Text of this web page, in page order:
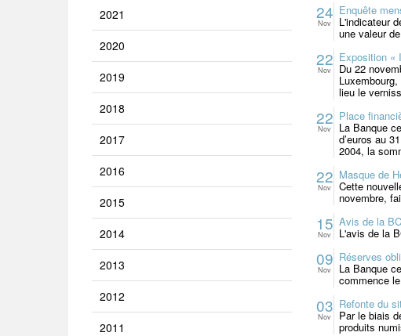
2021
2020
2019
2018
2017
2016
2015
2014
2013
2012
2011
24
Nov
Enquête
L'indicateur
une valeur
22
Nov
Exposition «
Du 22
lieu le
22
Nov
Place
La Banque
d’euros au
2004, la
22
Nov
Masque de
Cette
novembre,
15
Nov
Avis de la
L'avis de la
09
Nov
Réserves
La Banque
commence
03
Nov
Refonte du
Par le biais
produits